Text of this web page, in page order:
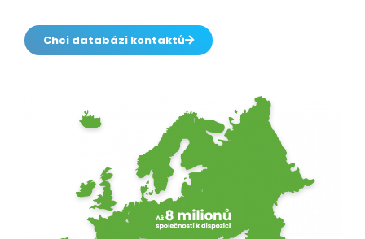
Chci databázi kontaktů